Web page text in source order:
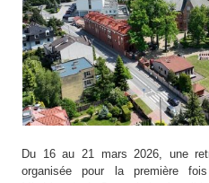
Du 16 au 21 mars 2026, une
organisée pour la première